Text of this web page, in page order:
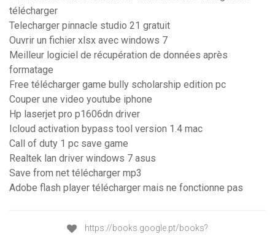
télécharger
Telecharger pinnacle studio 21 gratuit
Ouvrir un fichier xlsx avec windows 7
Meilleur logiciel de récupération de données après
formatage
Free télécharger game bully scholarship edition pc
Couper une video youtube iphone
Hp laserjet pro p1606dn driver
Icloud activation bypass tool version 1.4 mac
Call of duty 1 pc save game
Realtek lan driver windows 7 asus
Save from net télécharger mp3
Adobe flash player télécharger mais ne fonctionne pas
https://books.google.pt/books?